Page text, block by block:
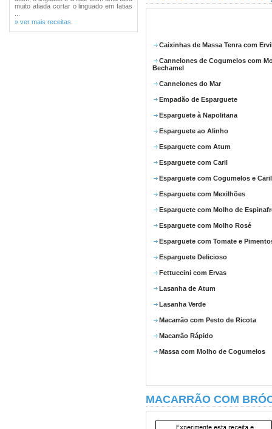
muito afiada cortar o linguado em fatias
» ver mais receitas
Caixinhas de Massa Tenra com
Cannelones de Cogumelos com
Bechamel
Cannelones do Mar
Empadão de Esparguete
Esparguete à Napolitana
Esparguete ao Alinho
Esparguete com Atum
Esparguete com Caril
Esparguete com Cogumelos e Caril
Esparguete com Mexilhões
Esparguete com Molho de
Esparguete com Molho Rosé
Esparguete com Tomate e
Esparguete Delicioso
Fettuccini com Ervas
Lasanha de Atum
Lasanha Verde
Macarrão com Pesto de Ricota
Macarrão Rápido
Massa com Molho de Cogumelos
MACARRÃO COM